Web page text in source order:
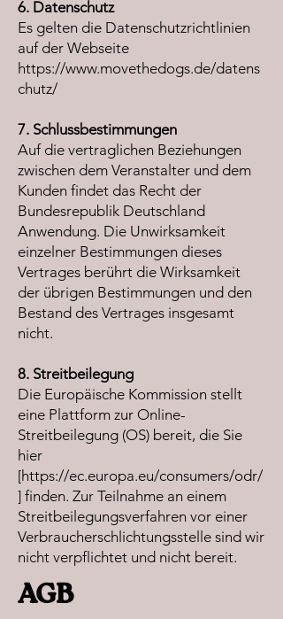
6. Datenschutz
Es gelten die Datenschutzrichtlinien
auf der Webseite
https://www.movethedogs.de/datens
chutz/
7. Schlussbestimmungen
Auf die vertraglichen Beziehungen
zwischen dem Veranstalter und dem
Kunden findet das Recht der
Bundesrepublik Deutschland
Anwendung. Die Unwirksamkeit
einzelner Bestimmungen dieses
Vertrages berührt die Wirksamkeit
der übrigen Bestimmungen und den
Bestand des Vertrages insgesamt
nicht.
8. Streitbeilegung
Die Europäische Kommission stellt
eine Plattform zur Online-
Streitbeilegung (OS) bereit, die Sie
hier
[https://ec.europa.eu/consumers/odr/
] finden. Zur Teilnahme an einem
Streitbeilegungsverfahren vor einer
Verbraucherschlichtungsstelle sind wir
nicht verpflichtet und nicht bereit.
AGB